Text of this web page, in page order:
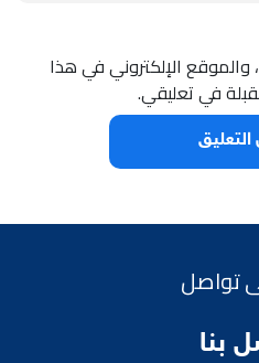
والموقع الإلكتروني في هذا
في تعليقي.
تواصل
بنا